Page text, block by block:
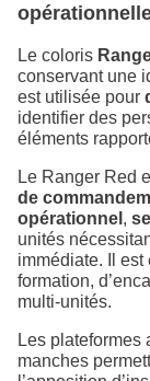
Le coloris
conservant une
est utilisée pour
identifier des
éléments
Le Ranger Red
de
opérationnel ,
unités
immédiate. Il
formation,
multi‑unités.
Les plateformes
manches